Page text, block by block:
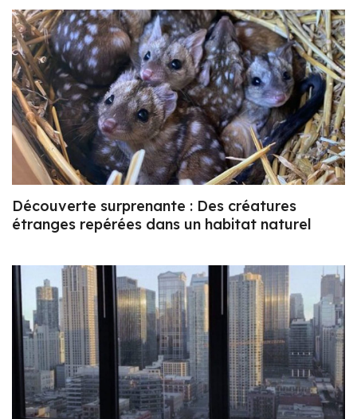
Découverte surprenante : Des créatures
étranges repérées dans un habitat naturel